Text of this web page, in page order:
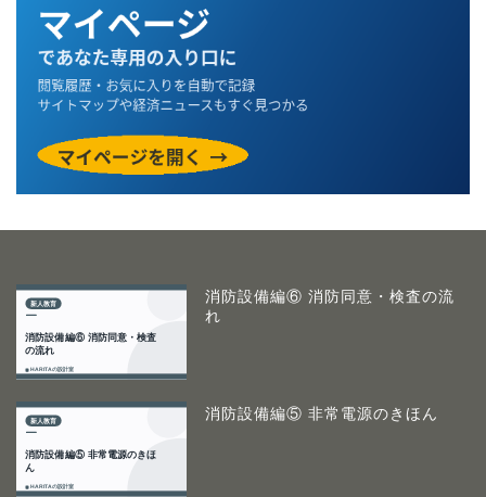
消防設備編⑥ 消防同意・検査の流
れ
消防設備編⑤ 非常電源のきほん